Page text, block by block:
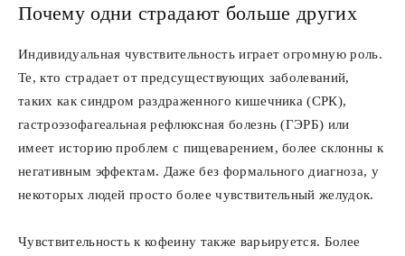
Почему одни страдают больше других
Индивидуальная чувствительность играет огромную роль.
Те, кто страдает от предсуществующих заболеваний,
таких как синдром раздраженного кишечника (СРК),
гастроэзофагеальная рефлюксная болезнь (ГЭРБ) или
имеет историю проблем с пищеварением, более склонны к
негативным эффектам. Даже без формального диагноза, у
некоторых людей просто более чувствительный желудок.
Чувствительность к кофеину также варьируется. Более